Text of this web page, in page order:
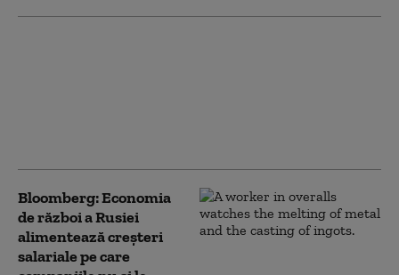
Bloomberg: Economia
de război a Rusiei
alimentează creşteri
salariale pe care